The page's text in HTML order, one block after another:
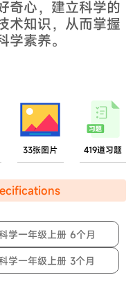
奇心，建立科学的
术知识，从而掌握
素养。
33张图片 419道习题
学一年级上册 6个月
学一年级上册 3个月